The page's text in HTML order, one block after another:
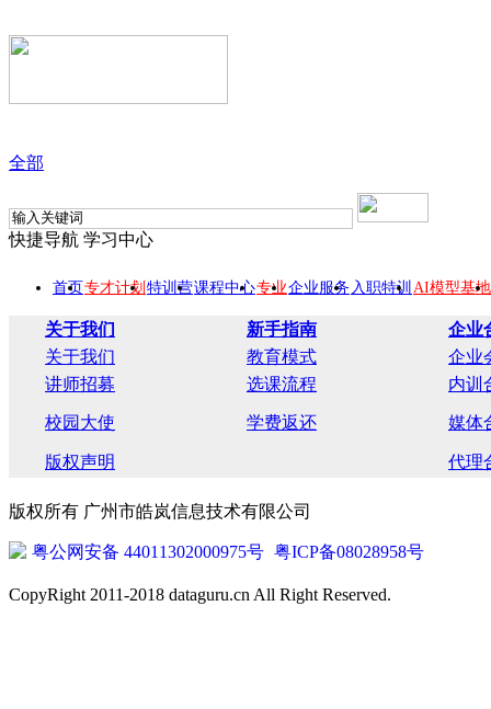
全部
快捷导航 学习中心
首页专才计划 特训营课程中心专业企业服务 入职特训 AI模型基地
关于我们 新手指南
企业
关于我们
教育模式
企业
讲师招募
选课流程 内训
校园大使 学费返还 媒体
版权声明 代理
版权所有 广州市皓岚信息技术有限公司
粤公网安备 44011302000975号 粤ICP备08028958号
CopyRight 2011-2018 dataguru.cn All Right Reserved.